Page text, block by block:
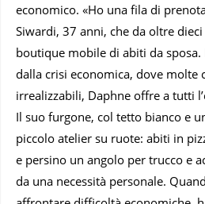
economico. «Ho una fila di
Siwardi, 37 anni, che da oltre
boutique mobile di abiti da sposa.
dalla crisi economica, dove molte
irrealizzabili, Daphne offre a tutti
Il suo furgone, col tetto bianco e
piccolo atelier su ruote: abiti in
e persino un angolo per trucco e
da una necessità personale.